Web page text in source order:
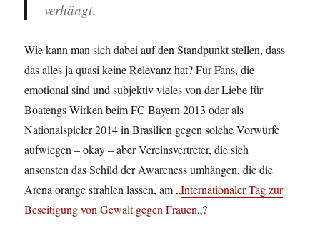
verhängt.
Wie kann man sich dabei auf den Standpunkt stellen, dass
das alles ja quasi keine Relevanz hat? Für Fans, die
emotional sind und subjektiv vieles von der Liebe für
Boatengs Wirken beim FC Bayern 2013 oder als
Nationalspieler 2014 in Brasilien gegen solche Vorwürfe
aufwiegen – okay – aber Vereinsvertreter, die sich
ansonsten das Schild der Awareness umhängen, die die
Arena orange strahlen lassen, am „Internationaler Tag zur
Beseitigung von Gewalt gegen Frauen„?